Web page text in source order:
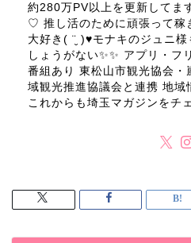
約280万PV以上を更新してま
♡ 推し活のために頑張って稼
大好き( ¨̮ )♥モナキのジュニ
しょうがない✨✨ アプリ・フ
番組あり 東松山市観光協会・
域観光推進協議会と連携 地域
これからも埼玉マガジンをチ